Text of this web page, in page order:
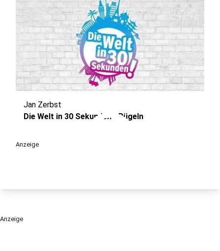
play_circle
Jan Zerbst
Die Welt in 30 Sekunden - Bügeln
Anzeige
Anzeige